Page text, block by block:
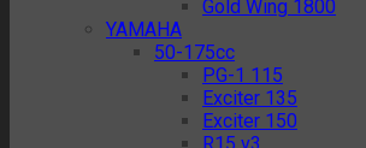
Gold Wing 1800
YAMAHA
50-175cc
PG-1 115
Exciter 135
Exciter 150